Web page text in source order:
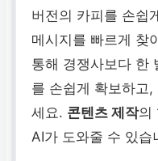
버전의 카피를 손쉽
메시지를 빠르게 찾
통해 경쟁사보다 한
를 손쉽게 확보하고,
세요. 콘텐츠 제작의
AI가 도와줄 수 있습